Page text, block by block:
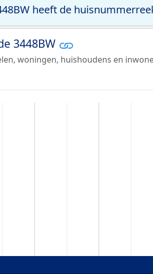
heeft de
3448BW
woningen, huishoudens en